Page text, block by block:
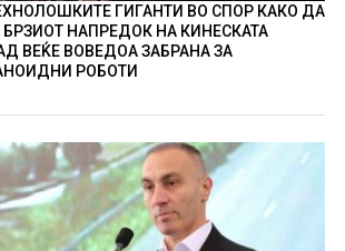
ГИГАНТИ ВО СПОР КАКО ДА
НАПРЕДОК НА КИНЕСКАТА
ВЕЌЕ ВОВЕДОА ЗАБРАНА ЗА
РОБОТИ